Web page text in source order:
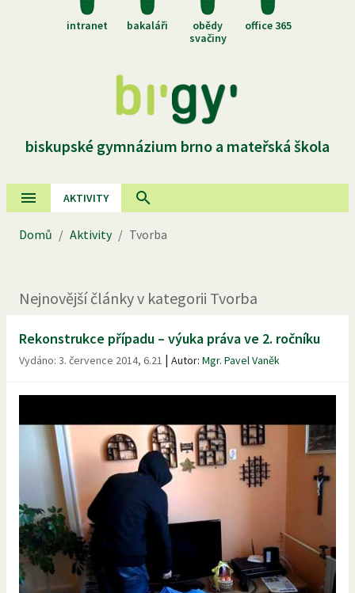
intranet bakaláři
obědy
svačiny
office 365
biskupské gymnázium brno a mateřská škola
AKTIVITY
Domů / Aktivity / Tvorba
Nejnovějšíčlánkyv kategorii Tvorba
Rekonstrukce případu – výuka práva ve 2. ročníku
Vydáno: 3. července 2014, 6.21 | Autor: Mgr. Pavel Vaněk